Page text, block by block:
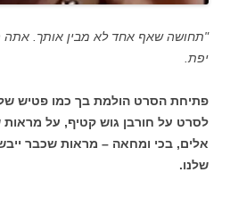
"תחושה שאף אחד לא מבין אותך. אתה
יפת.
פתיחת הסרט הולמת בך כמו פטיש
לסרט על חורבן גוש קטיף, על
אלים, בכי ומחאה – מראות שכבר
שלנו.